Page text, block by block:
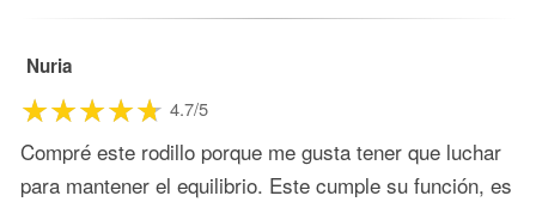
Nuria
4.7/5
Compré este rodillo porque me gusta tener que luchar
para mantener el equilibrio. Este cumple su función, es